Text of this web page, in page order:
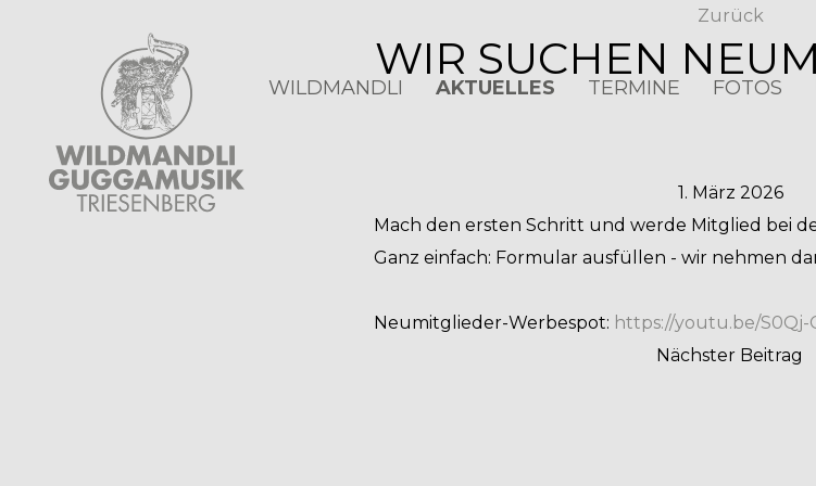
WILDMANDLI AKTUELLES TERMINE FOTOS
Zurück
WIR SUCHEN
1. März 2026
Mach den ersten Schritt und werde Mitglied bei
Ganz einfach: Formular ausfüllen - wir nehmen
Neumitglieder-Werbespot: https://youtu.be/S0Qj-
Nächster Beitrag